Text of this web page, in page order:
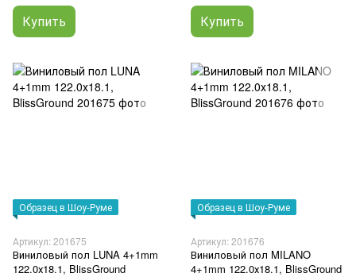
Купить Купить
Образец в Шоу-Руме
Артикул: 201675
Виниловый пол LUNA 4+1mm
122.0х18.1, BlissGround
Образец в Шоу-Руме
Артикул: 201676
Виниловый пол MILANO
4+1mm 122.0х18.1, BlissGround